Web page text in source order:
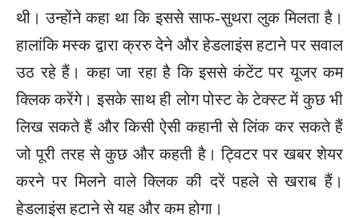
थी। उन्होंने कहा था कि इससे साफ-सुथरा लुक मिलता है।
हालांकि मस्क द्वारा क्ररु देने और हेडलाइंस हटाने पर सवाल
उठ रहे हैं। कहा जा रहा है कि इससे कंटेंट पर यूजर कम
क्लिक करेंगे। इसके साथ ही लोग पोस्ट के टेक्स्ट में कुछ भी
लिख सकते हैं और किसी ऐसी कहानी से लिंक कर सकते हैं
जो पूरी तरह से कुछ और कहती है। ट्विटर पर खबर शेयर
करने पर मिलने वाले क्लिक की दरें पहले से खराब हैं।
हेडलाइंस हटाने से यह और कम होगा।